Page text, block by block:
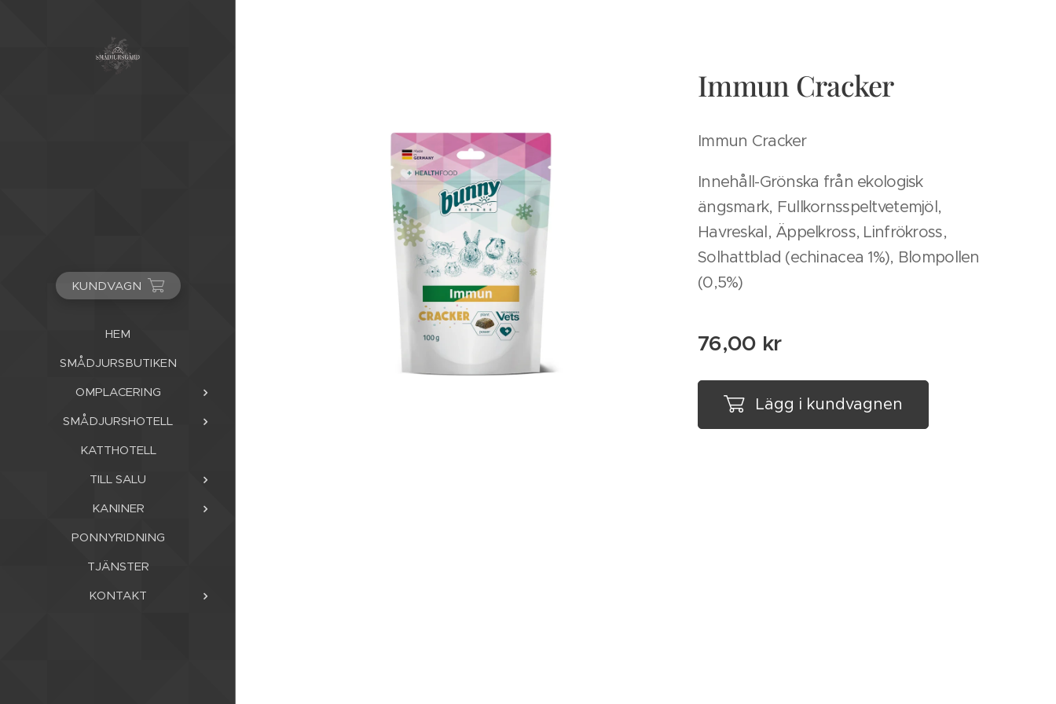
KUNDVAGN
HEM
SMÅDJURSBUTIKEN
OMPLACERING
SMÅDJURSHOTELL
KATTHOTELL
TILL SALU
KANINER
PONNYRIDNING
TJÄNSTER
KONTAKT
Immun Cracker
Immun Cracker
Innehåll-Grönska från ekologisk
ängsmark, Fullkornsspeltvetemjöl,
Havreskal, Äppelkross, Linfrökross,
Solhattblad (echinacea 1%), Blompollen
(0,5%)
76,00 kr
Lägg i kundvagnen